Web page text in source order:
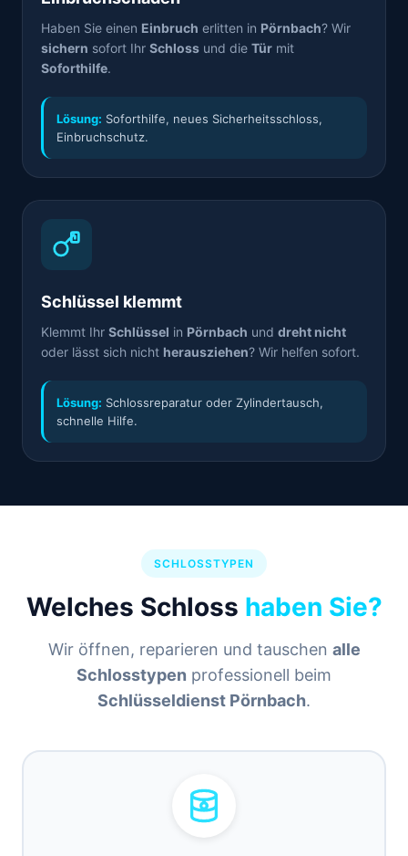
Haben Sie einen Einbruch erlitten in Pörnbach? Wir
sichern sofort Ihr Schloss und die Tür mit
Soforthilfe.
Lösung: Soforthilfe, neues Sicherheitsschloss,
Einbruchschutz.
Schlüssel klemmt
Klemmt Ihr Schlüssel in Pörnbach und dreht nicht
oder lässt sich nicht herausziehen? Wir helfen sofort.
Lösung: Schlossreparatur oder Zylindertausch,
schnelle Hilfe.
SCHLOSSTYPEN
Welches Schloss haben Sie?
Wir öffnen, reparieren und tauschen alle
Schlosstypen professionell beim
Schlüsseldienst Pörnbach.